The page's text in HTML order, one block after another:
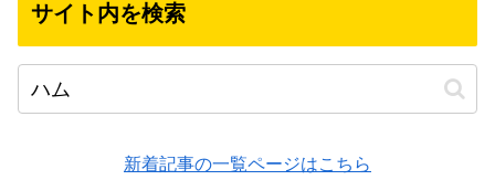
サイト内を検索
新着記事の一覧ページはこちら